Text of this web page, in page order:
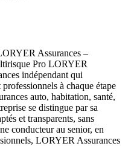
Assurances –
Pro LORYER
indépendant qui
à chaque étape
auto, habitation, santé,
se distingue par sa
et transparents, sans
conducteur au senior, en
LORYER Assurances